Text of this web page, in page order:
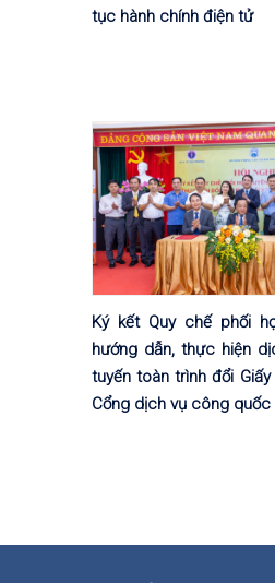
tục hành chính điện tử
Ký kết Quy chế phối
hướng dẫn, thực hiện
tuyến toàn trình đổi
Cổng dịch vụ công quốc